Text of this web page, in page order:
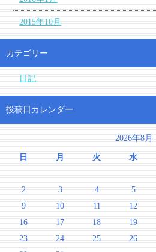
2015年10月
カテゴリー
日記
投稿日カレンダー
2026年8月
日 月 火 水
2
3 4 5
9
10 11 12
16
17 18 19
23
24 25 26